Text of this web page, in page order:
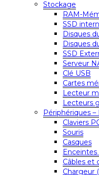
Stockage
RAM-
SSD
Disques
Disques
SSD
Serveur
Clé USB
Cartes
Lecteur
Lecteurs
Périphériques –
Claviers
Souris
Casques
Enceintes
Câbles et
Chargeur